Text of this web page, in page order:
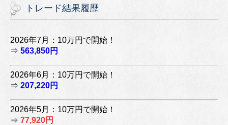
トレード結果履歴
2026年7月：10万円で開始！
⇒ 563,850円
2026年6月：10万円で開始！
⇒ 207,220円
2026年5月：10万円で開始！
⇒ 77,920円